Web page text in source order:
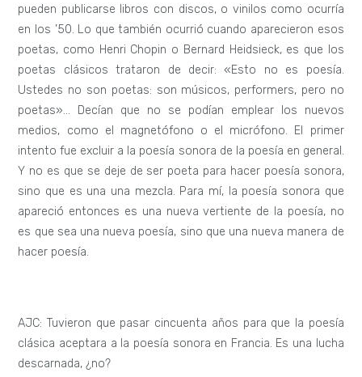
pueden publicarse libros con discos, o vinilos como ocurría
en los ’50. Lo que también ocurrió cuando aparecieron esos
poetas, como Henri Chopin o Bernard Heidsieck, es que los
poetas clásicos trataron de decir: «Esto no es poesía.
Ustedes no son poetas: son músicos, performers, pero no
poetas»… Decían que no se podían emplear los nuevos
medios, como el magnetófono o el micrófono. El primer
intento fue excluir a la poesía sonora de la poesía en general.
Y no es que se deje de ser poeta para hacer poesía sonora,
sino que es una una mezcla. Para mí, la poesía sonora que
apareció entonces es una nueva vertiente de la poesía, no
es que sea una nueva poesía, sino que una nueva manera de
hacer poesía.
AJC: Tuvieron que pasar cincuenta años para que la poesía
clásica aceptara a la poesía sonora en Francia. Es una lucha
descarnada, ¿no?